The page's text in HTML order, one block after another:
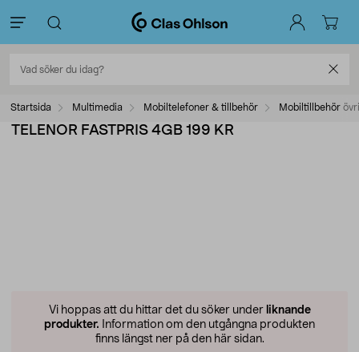
Startsida Multimedia Mobiltelefoner & tillbehör Mobiltillbehör
TELENOR FASTPRIS 4GB 199 KR
Vi hoppas att du hittar det du söker under liknande
produkter. Information om den utgångna produkten
finns längst ner på den här sidan.